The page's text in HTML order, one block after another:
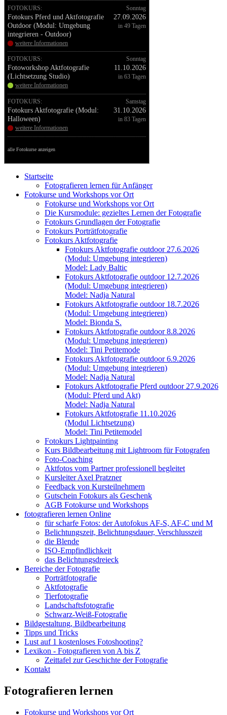
FOTOKURS:
Fotokurs Pferd und Aktfotografie
Outdoor (Modul: Umgebung
integrieren - Outdoor)
weitere Informationen
Sonntag
27.09.2026
in 49 Tagen
FOTOKURS:
Fotoworkshop Aktfotografie
(Lichtsetzung Studio)
weitere Informationen
Sonntag
11.10.2026
in 63 Tagen
FOTOKURS:
Fotokurs Aktfotografie (Modul:
Halloween)
weitere Informationen
Samstag
31.10.2026
in 83 Tagen
alle Fotokurse anzeigen
Startseite
Fotografieren lernen für Anfänger
Fotokurse und Workshops vor Ort
Fotokurse und Workshops vor Ort
Die Kursmodule: gezieltes Lernen der Fotografie
Fotokurs Grundlagen der Fotografie
Fotokurs Porträtfotografie
Fotokurs Aktfotografie
Fotokurs Aktfotografie outdoor 27.6.2026
(Modul: Umgebung integrieren)
Model: Lady Baltic
Fotokurs Aktfotografie outdoor 12.7.2026
(Modul: Umgebung integrieren)
Model: Nadja Natural
Fotokurs Aktfotografie outdoor 18.7.2026
(Modul: Umgebung integrieren)
Model: Bionda S.
Fotokurs Aktfotografie outdoor 8.8.2026
(Modul: Umgebung integrieren)
Model: Tini Petitemode
Fotokurs Aktfotografie outdoor 6.9.2026
(Modul: Umgebung integrieren)
Model: Nadja Natural
Fotokurs Aktfotografie Pferd outdoor 27.9.2026
(Modul: Pferd und Akt)
Model: Nadja Natural
Fotokurs Aktfotografie 11.10.2026
(Modul Lichtsetzung)
Model: Tini Petitemodel
Fotokurs Lightpainting
Kurs Bildbearbeitung mit Lightroom für Fotografen
Foto-Coaching
Aktfotos vom Partner professionell begleitet
Kursleiter Axel Pratzner
Feedback von Kursteilnehmern
Gutschein Fotokurs als Geschenk
AGB Fotokurse und Workshops
fotografieren lernen Online
für scharfe Fotos: der Autofokus AF-S, AF-C und M
Belichtungszeit, Belichtungsdauer, Verschlusszeit
die Blende
ISO-Empfindlichkeit
das Belichtungsdreieck
Bereiche der Fotografie
Porträtfotografie
Aktfotografie
Tierfotografie
Landschaftsfotografie
Schwarz-Weiß-Fo­to­gra­fie
Bildgestaltung, Bildbearbeitung
Tipps und Tricks
Lust auf 1 kostenloses Fotoshooting?
Lexikon - Fotografieren von A bis Z
Zeittafel zur Geschichte der Fotografie
Kontakt
Fotografieren lernen
Fotokurse und Workshops vor Ort